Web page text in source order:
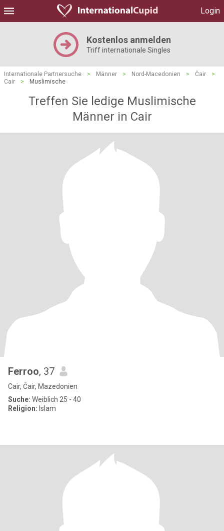
Login
Kostenlos anmelden
Triff internationale Singles
Internationale Partnersuche > Männer > Nord-Macedonien > Čair
>
Cair
> Muslimische
Treffen Sie ledige Muslimische
Männer in Cair
Ferroo, 37
Cair, Čair, Mazedonien
Suche: Weiblich 25 - 40
Religion: Islam